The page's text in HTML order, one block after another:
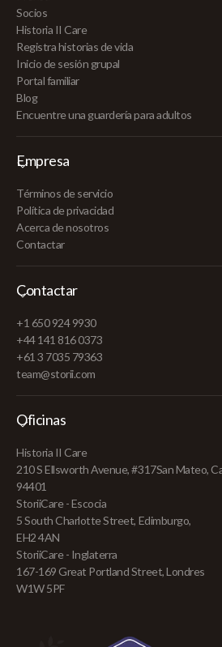
Socios
Historia II Care
Registra historias de vida
Inicio de sesión grupal
Portal familiar
Blog
Encuentre una guardería para adultos
Empresa
Términos de servicio
Política de privacidad
Acerca de nosotros
Contactar
Contactar
+1 650 924 9930
+44 141 816 0373
+61 3 7035 79363
team@storii.com
Oficinas
Historia II Care
210 S Ellsworth Avenue, #317San Mateo,
94401
StoriiCare - Escocia
5 South Charlotte Street, Edimburgo,
EH2 4AN
StoriiCare - Inglaterra
167-169 Great Portland Street, Londres
W1W 5PF